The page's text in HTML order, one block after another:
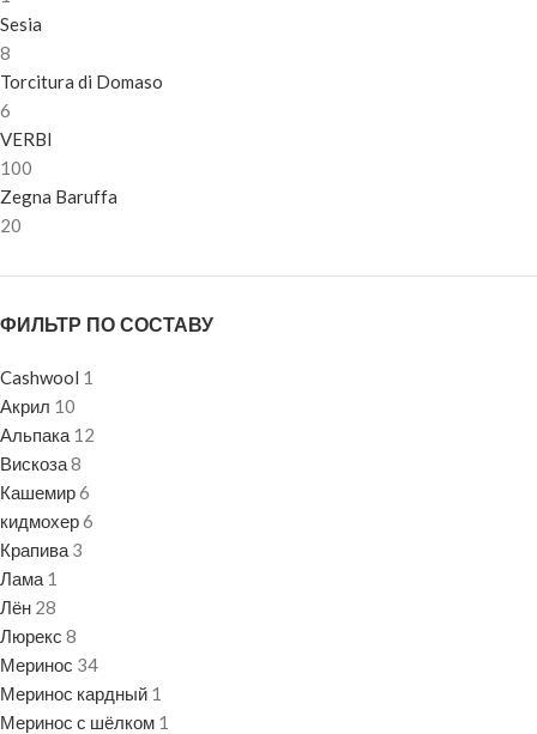
Sesia
8
Torcitura di Domaso
6
VERBI
100
Zegna Baruffa
20
ФИЛЬТР ПО СОСТАВУ
Cashwool 1
Акрил 10
Альпака 12
Вискоза8
Кашемир6
кидмохер6
Крапива 3
Лама 1
Лён 28
Люрекс 8
Меринос 34
Меринос кардный 1
Меринос с шёлком 1